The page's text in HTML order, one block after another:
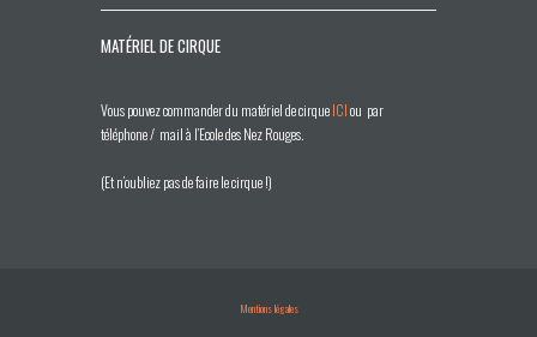
MATÉRIEL DE CIRQUE
Vous pouvez commander du matériel de cirqueICIou par
téléphone / mail à l’Ecole des Nez Rouges.
(Et n’oubliez pas de faire le cirque !)
Mentions légales